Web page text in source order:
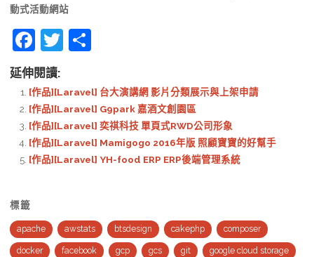
動式活動網站
F
a
c
e
b
o
T
itt
er
S
ar
e
延伸閱讀:
[作品][Laravel] 台大演講網 影片分類展示與上架申請
[作品][Laravel] G9park 嘉酒文創園區
[作品][Laravel] 奕祺科技 單頁式RWD公司形象
[作品][Laravel] Mamigogo 2016年版 照顧寶寶的好幫手
[作品][Laravel] YH-food ERP ERP後端管理系統
標籤
apache awstats btsdesign cakephp composer
docker facebook gcp gcs git google cloud storage